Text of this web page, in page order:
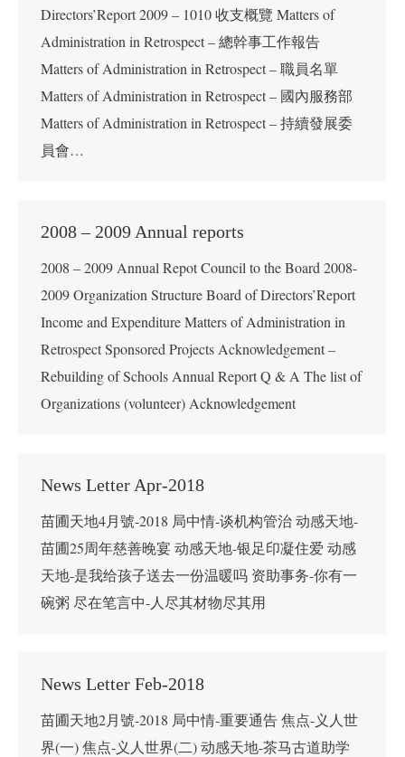
Directors’Report 2009 – 1010 收支概覽 Matters of
Administration in Retrospect – 總幹事工作報告
Matters of Administration in Retrospect – 職員名單
Matters of Administration in Retrospect – 國內服務部
Matters of Administration in Retrospect – 持續發展委
員會…
2008 – 2009 Annual reports
2008 – 2009 Annual Repot Council to the Board 2008-
2009 Organization Structure Board of Directors’Report
Income and Expenditure Matters of Administration in
Retrospect Sponsored Projects Acknowledgement –
Rebuilding of Schools Annual Report Q & A The list of
Organizations (volunteer) Acknowledgement
News Letter Apr-2018
苗圃天地4月號-2018 局中情-谈机构管治 动感天地-
苗圃25周年慈善晚宴 动感天地-银足印凝住爱 动感
天地-是我给孩子送去一份温暖吗 资助事务-你有一
碗粥 尽在笔言中-人尽其材物尽其用
News Letter Feb-2018
苗圃天地2月號-2018 局中情-重要通告 焦点-义人世
界(一) 焦点-义人世界(二) 动感天地-茶马古道助学